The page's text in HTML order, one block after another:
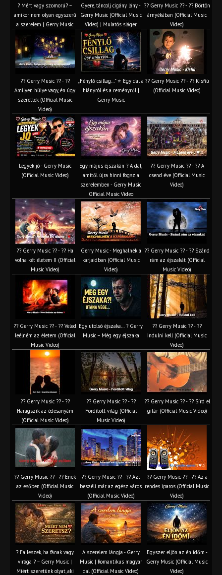
? Mért vagy szomorú? –
amikor nem olyan egyszerű
a szerelem | Gerry Music
Gyere, táncolj cigány lány -
Gerry Music (Official Music
Video) | Mulatós sláger
?? Gerry Music ?? - ?? Börtön
árnyékában (Official Music
Video)
?? Gerry Music ?? - ??
Amilyen hülye vagy, én úgy
szeretlek (Official Music
Video)
„Fénylő csillag…” ⭐ Egy dal a
hiányról és a reményről |
Gerry Music
?? Gerry Music ?? - ?? Kisfiú
(Official Music Video)
Legyek jó - Gerry Music
(Official Music Video)
Egy május éjszakán ? A dal,
amitől újra hinni fogsz a
szerelemben - Gerry Music
Official Music Video
?? Gerry Music ?? - ?? A
csend éve (Official Music
Video)
?? Gerry Music ?? - ?? Ha
volna két életem II (Official
Music Video)
Gerry Music - Meghalnék a
karjaidban (Official Music
Video)
?? Gerry Music ?? - ?? Szánd
rám az éjszakát (Official
Music Video)
?? Gerry Music ?? - ?? Veled
leélném az életem (Official
Music Video)
Egy utolsó éjszaka… ? Gerry
Music – Még egy éjszaka
?? Gerry Music ?? - ??
Indulni kell (Official Music
Video)
?? Gerry Music ?? - ??
Haragszik az édesanyám
(Official Music Video)
?? Gerry Music ?? - ??
Fordított világ (Official
Music Video)
?? Gerry Music ?? - ?? Sírd el
gitár (Official Music Video)
?? Gerry Music ?? - ?? Ének
az esőben (Official Music
Video)
?? Gerry Music ?? - ?? Azt
beszéli már az egész város
(Official Music Video)
?? Gerry Music ?? - ?? Az a
rendes iparos (Official Music
Video)
? Fa leszek, ha fának vagy
virága ? – Gerry Music |
Miért szeretünk olyat, aki
A szerelem lángja - Gerry
Music | Romantikus magyar
dal (Official Music Video)
Egyszer eljön az én időm -
Gerry Music (Official Music
Video)